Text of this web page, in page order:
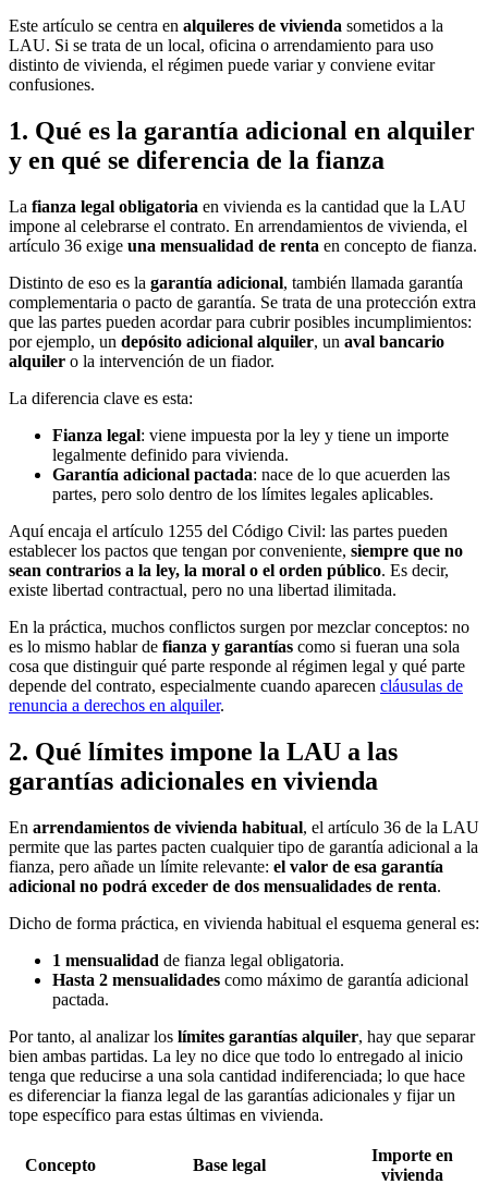
Este artículo se centra en alquileres de vivienda sometidos a la
LAU. Si se trata de un local, oficina o arrendamiento para uso
distinto de vivienda, el régimen puede variar y conviene evitar
confusiones.
1. Qué es la garantía adicional en alquiler
y en qué se diferencia de la fianza
La fianza legal obligatoria en vivienda es la cantidad que la LAU
impone al celebrarse el contrato. En arrendamientos de vivienda, el
artículo 36 exige una mensualidad de renta en concepto de fianza.
Distinto de eso es la garantía adicional, también llamada garantía
complementaria o pacto de garantía. Se trata de una protección extra
que las partes pueden acordar para cubrir posibles incumplimientos:
por ejemplo, un depósito adicional alquiler, un aval bancario
alquiler o la intervención de un fiador.
La diferencia clave es esta:
Fianza legal: viene impuesta por la ley y tiene un importe
legalmente definido para vivienda.
Garantía adicional pactada: nace de lo que acuerden las
partes, pero solo dentro de los límites legales aplicables.
Aquí encaja el artículo 1255 del Código Civil: las partes pueden
establecer los pactos que tengan por conveniente, siempre que no
sean contrarios a la ley, la moral o el orden público. Es decir,
existe libertad contractual, pero no una libertad ilimitada.
En la práctica, muchos conflictos surgen por mezclar conceptos: no
es lo mismo hablar de fianza y garantías como si fueran una sola
cosa que distinguir qué parte responde al régimen legal y qué parte
depende del contrato, especialmente cuando aparecen cláusulas de
renuncia a derechos en alquiler.
2. Qué límites impone la LAU a las
garantías adicionales en vivienda
En arrendamientos de vivienda habitual, el artículo 36 de la LAU
permite que las partes pacten cualquier tipo de garantía adicional a la
fianza, pero añade un límite relevante: el valor de esa garantía
adicional no podrá exceder de dos mensualidades de renta.
Dicho de forma práctica, en vivienda habitual el esquema general es:
1 mensualidad de fianza legal obligatoria.
Hasta 2 mensualidades como máximo de garantía adicional
pactada.
Por tanto, al analizar los límites garantías alquiler, hay que separar
bien ambas partidas. La ley no dice que todo lo entregado al inicio
tenga que reducirse a una sola cantidad indiferenciada; lo que hace
es diferenciar la fianza legal de las garantías adicionales y fijar un
tope específico para estas últimas en vivienda.
Concepto Base legal
Importe en
vivienda